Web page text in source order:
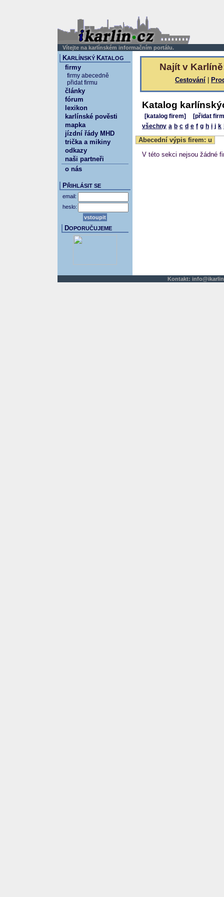
Vítejte na karlínském informačním portálu.
Najít v
Cestování
Katalog
[katalog firem]
[přidat
všechny a b c d e f g h i j k
Abecední výpis firem: u
V této sekci nejsou žádné
KARLÍNSKÝ KATALOG
firmy
firmy abecedně
přidat firmu
články
fórum
lexikon
karlínské pověsti
mapka
jízdní řády MHD
trička a mikiny
odkazy
naši partneři
o nás
PŘIHLÁSIT SE
email:
heslo:
DOPORUČUJEME
Kontakt: